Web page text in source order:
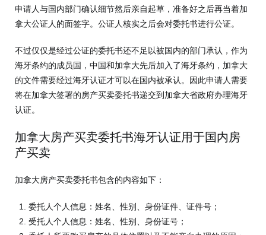
申请人与国内部门确认细节然后亲自起草，准备好之后再当着加
拿大公证人的面签字。公证人核实之后会对委托书进行公证。
不过仅仅是经过公证的委托书还不足以被国内的部门承认，作为
海牙条约的成员国，中国和加拿大先后加入了海牙条约，加拿大
的文件需要经过海牙认证才可以在国内被承认。因此申请人需要
将在加拿大签署的房产买卖委托书递交到加拿大省政府办理海牙
认证。
加拿大房产买卖委托书海牙认证用于国内房
产买卖
加拿大房产买卖委托书包含的内容如下：
委托人个人信息：姓名、性别、身份证件、证件号；
受托人个人信息：姓名、性别、身份证号；